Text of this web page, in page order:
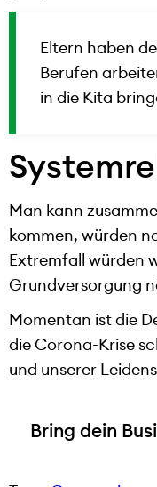
Eltern haben
Berufen
in die Kita
Man kann
kommen, würden
Extremfall würden
Grundversorgung
Momentan ist die
die Corona-Krise
und unserer
Bring dein